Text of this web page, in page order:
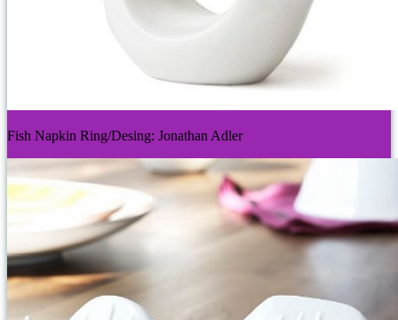
Fish Napkin Ring/Desing: Jonathan Adler